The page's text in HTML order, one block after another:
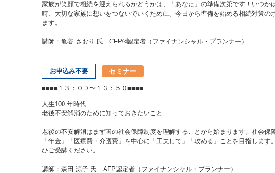
家族が笑顔で相続を迎えられるかどうかは、「あなた」の準備次第です！いつか
時、大切な家族に想いをつないでいくために、今日から準備を始める相続対策の
ます。
講師：亀谷 さおり 氏 CFP®認定者（ファイナンシャル・プランナー）
お申込み不要 セミナー
■■■■１３：００〜１３：５０■■■■
人生100 年時代
老後不安解消のために知っておきたいこと
老後の不安解消はまず国の社会保障制度を理解することから始まります。社会保
「年金」「医療費・介護費」を中心に「工夫して」「攻める」ことを目指します
ひご受講ください。
講師：森田 涼子 氏 AFP認定者（ファイナンシャル・プランナー）